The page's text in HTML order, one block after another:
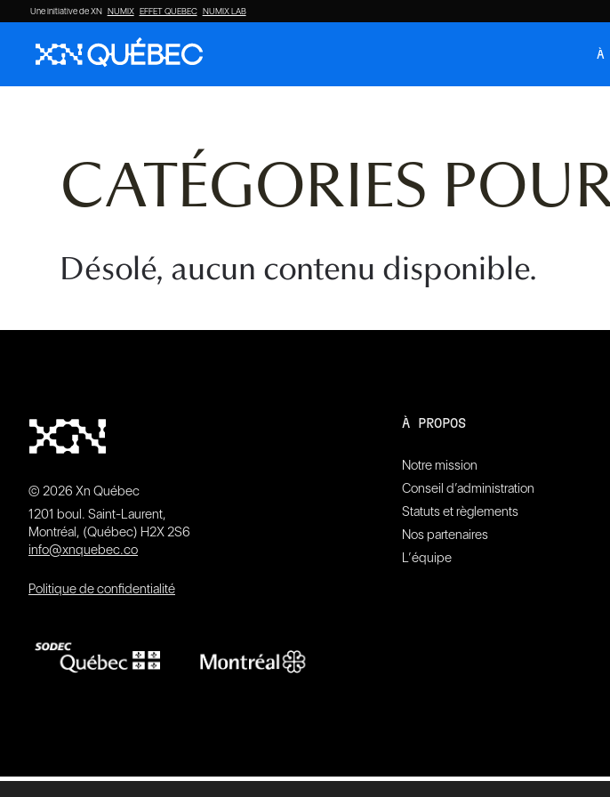
Une initiative de XN NUMIX EFFET QUEBEC NUMIX LAB
À
CATÉGORIES
Désolé, aucun contenu disponible.
© 2026 Xn Québec
1201 boul. Saint-Laurent,
Montréal, (Québec) H2X 2S6
info@xnquebec.co
Politique de confidentialité
À PROPOS
Notre mission
Conseil d’administration
Statuts et règlements
Nos partenaires
L’équipe